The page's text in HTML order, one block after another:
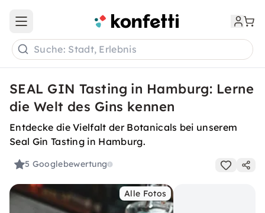
Open main menu
Suche: Stadt, Erlebnis
SEAL GIN Tasting in Hamburg: Lerne
die Welt des Gins kennen
Entdecke die Vielfalt der Botanicals bei unserem
Seal Gin Tasting in Hamburg.
5 Googlebewertung
Alle Fotos